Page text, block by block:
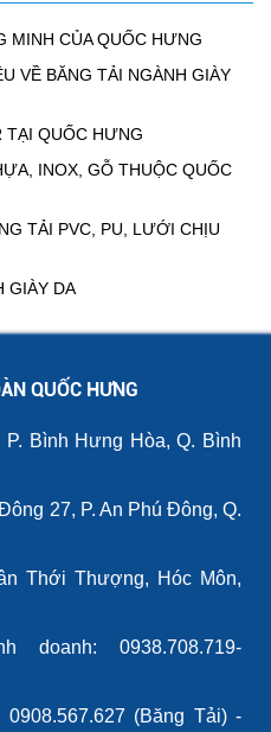
MINH CỦA QUỐC HƯNG
VỀ BĂNG TẢI NGÀNH GIÀY
TẠI QUỐC HƯNG
INOX, GỖ THUỘC QUỐC
TẢI PVC, PU, LƯỚI CHỊU
GIÀY DA
QUỐC HƯNG
Bình Hưng Hòa, Q. Bình
27, P. An Phú Đông, Q.
Thới Thượng, Hóc Môn,
0938.708.719-
(Băng Tải) -